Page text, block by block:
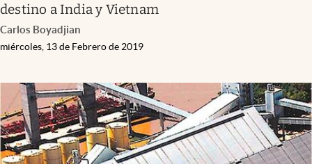
destino a India y Vietnam
Carlos Boyadjian
miércoles, 13 de Febrero de 2019